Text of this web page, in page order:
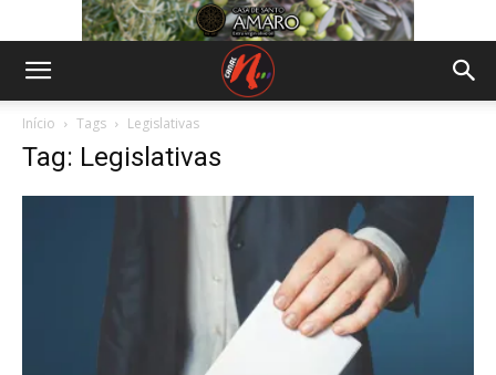
Início Tags Legislativas
Tag: Legislativas